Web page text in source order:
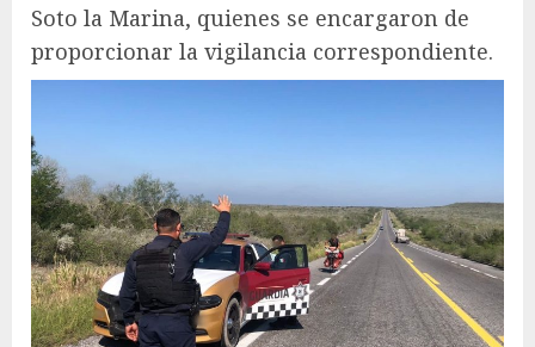
Soto la Marina, quienes se encargaron de
proporcionar la vigilancia correspondiente.